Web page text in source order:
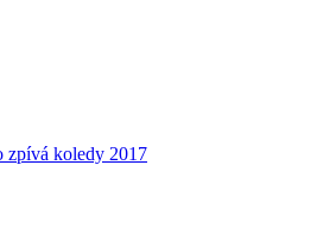
zpívá koledy 2017